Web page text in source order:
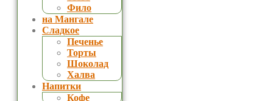
Фило
на Мангале
Сладкое
Печенье
Торты
Шоколад
Халва
Напитки
Кофе